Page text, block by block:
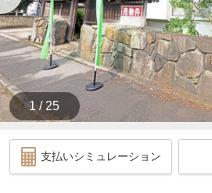
1 / 25
支払いシミュレーション